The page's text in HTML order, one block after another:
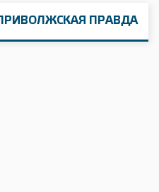
ПРИВОЛЖСКАЯ ПРАВДА